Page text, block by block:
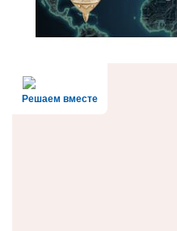
Решаем вместе